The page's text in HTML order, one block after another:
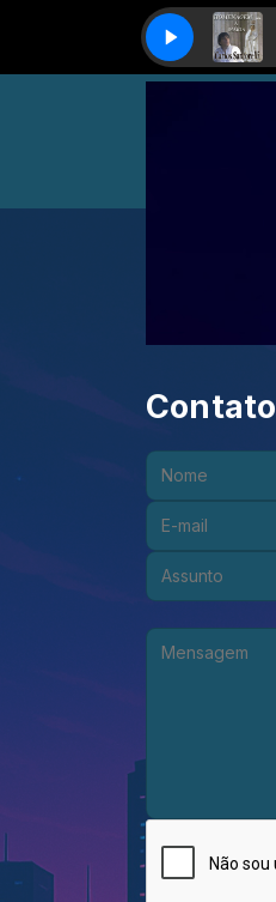
Hora da Ave Maria
Oração da Ave Maria
Contato
Nome:
E-mail:
Assunto: